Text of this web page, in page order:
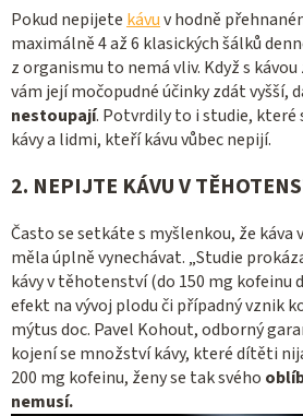
Pokud nepijete kávuv hodně
maximálně 4 až 6 klasických šálků
z organismu to nemá vliv. Když s
vám její močopudné účinky zdát vyšší,
nestoupají. Potvrdily to i studie,
kávy a lidmi, kteří kávu vůbec nepijí.
2. NEPIJTE KÁVU V
Často se setkáte s myšlenkou, že káva
měla úplně vynechávat. „Studie
kávy v těhotenství (do 150 mg kofeinu
efekt na vývoj plodu či případný vznik
mýtus doc. Pavel Kohout, odborný
kojení se množství kávy, které dítěti
200 mg kofeinu, ženy se tak svého
nemusí.